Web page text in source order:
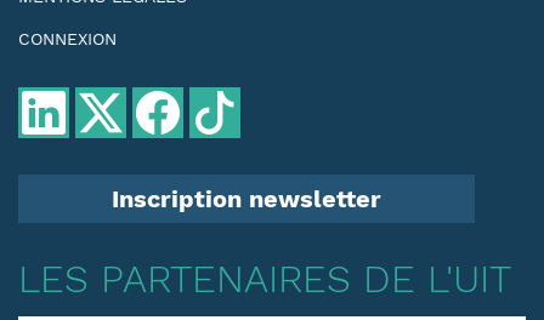
CONNEXION
Inscription newsletter
LES PARTENAIRES DE L'UIT